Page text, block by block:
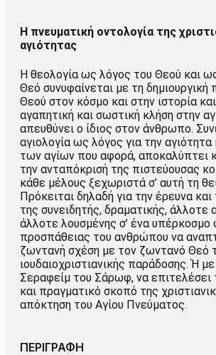
Η πνευματική οντολογία της
αγιότητας
Η θεολογία ως λόγος του Θεού και
Θεό συνυφαίνεται με τη δημιουργική
Θεού στον κόσμο και στην ιστορία
αγαπητική και σωστική κλήση στην
απευθύνει ο ίδιος στον άνθρωπο.
αγιολογία ως λόγος για την
των αγίων που αφορά, αποκαλύπτει
την ανταπόκρισή της πιστεύουσας
κάθε μέλους ξεχωριστά σ’ αυτή τη
Πρόκειται δηλαδή για την έρευνα
της συνειδητής, δραματικής, άλλοτε
άλλοτε λουσμένης σ’ ένα
προσπάθειας του ανθρώπου να
ζωντανή σχέση με τον ζωντανό Θεό
ιουδαιοχριστιανικής παράδοσης. Ή
Σεραφείμ του Σάρωφ, να επιτελέσει
και πραγματικό σκοπό της
απόκτηση του Αγίου Πνεύματος.
ΠΕΡΙΓΡΑΦΗ